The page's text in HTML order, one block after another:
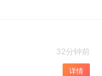
32分钟前
详情